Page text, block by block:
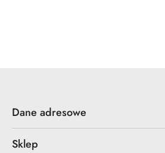
Dane adresowe
Sklep